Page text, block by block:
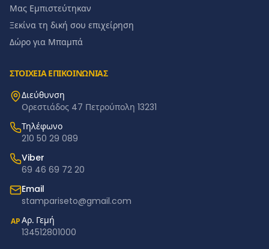
Μας Εμπιστεύτηκαν
Ξεκίνα τη δική σου επιχείρηση
Δώρο για Μπαμπά
ΣΤΟΙΧΕΙΑ ΕΠΙΚΟΙΝΩΝΙΑΣ
Διεύθυνση
Ορεστιάδος 47 Πετρούπολη 13231
Τηλέφωνο
210 50 29 089
Viber
69 46 69 72 20
Email
stampariseto@gmail.com
ΑΡΑρ. Γεμή
134512801000